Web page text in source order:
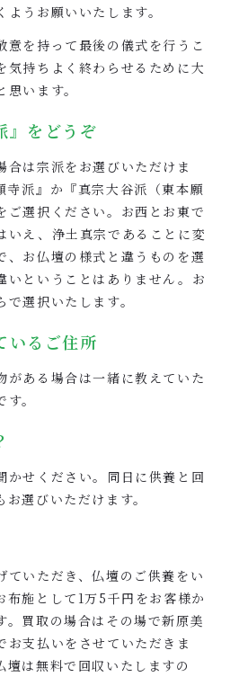
うお願いいたします。
意を持って最後の儀式を行うこ
気持ちよく終わらせるために大
います。
をどうぞ
合は宗派をお選びいただけま
寺派』か『真宗大谷派（東本願
ご選択ください。お西とお東で
いえ、浄土真宗であることに変
、お仏壇の様式と違うものを選
いということはありません。お
選択いたします。
るご住所
がある場合は一緒に教えていた
。
かせください。同日に供養と回
選びいただけます。
ていただき、仏壇のご供養をい
布施として1万5千円をお客様か
。買取の場合はその場で新原美
お支払いをさせていただきま
壇は無料で回収いたしますの